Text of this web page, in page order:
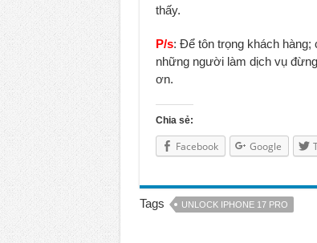
thấy.
P/s: Để tôn trọng khách hàng;
những người làm dịch vụ
ơn.
Chia sẻ:
Facebook Google
Tags UNLOCK IPHONE 17 PRO